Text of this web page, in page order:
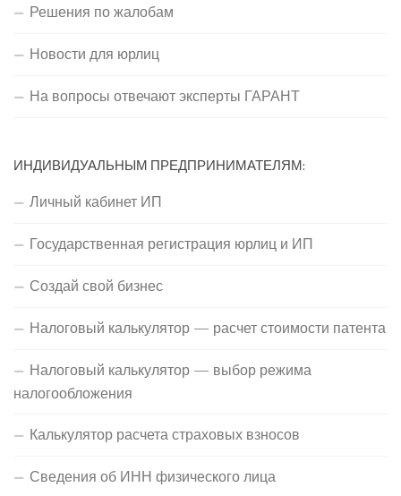
Решения по жалобам
Новости для юрлиц
На вопросы отвечают эксперты ГАРАНТ
ИНДИВИДУАЛЬНЫМ ПРЕДПРИНИМАТЕЛЯМ:
Личный кабинет ИП
Государственная регистрация юрлиц и ИП
Создай свой бизнес
Налоговый калькулятор — расчет стоимости патента
Налоговый калькулятор — выбор режима
налогообложения
Калькулятор расчета страховых взносов
Сведения об ИНН физического лица